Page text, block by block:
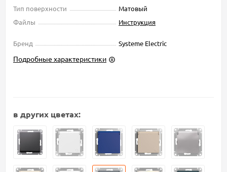
Тип поверхности
Матовый
Файлы
Инструкция
Бренд Systeme Electric
Подробные характеристики
в других цветах: